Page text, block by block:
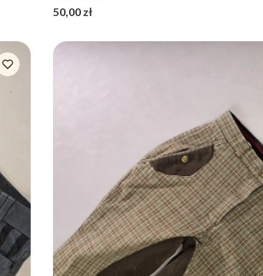
Cena
50,00 zł